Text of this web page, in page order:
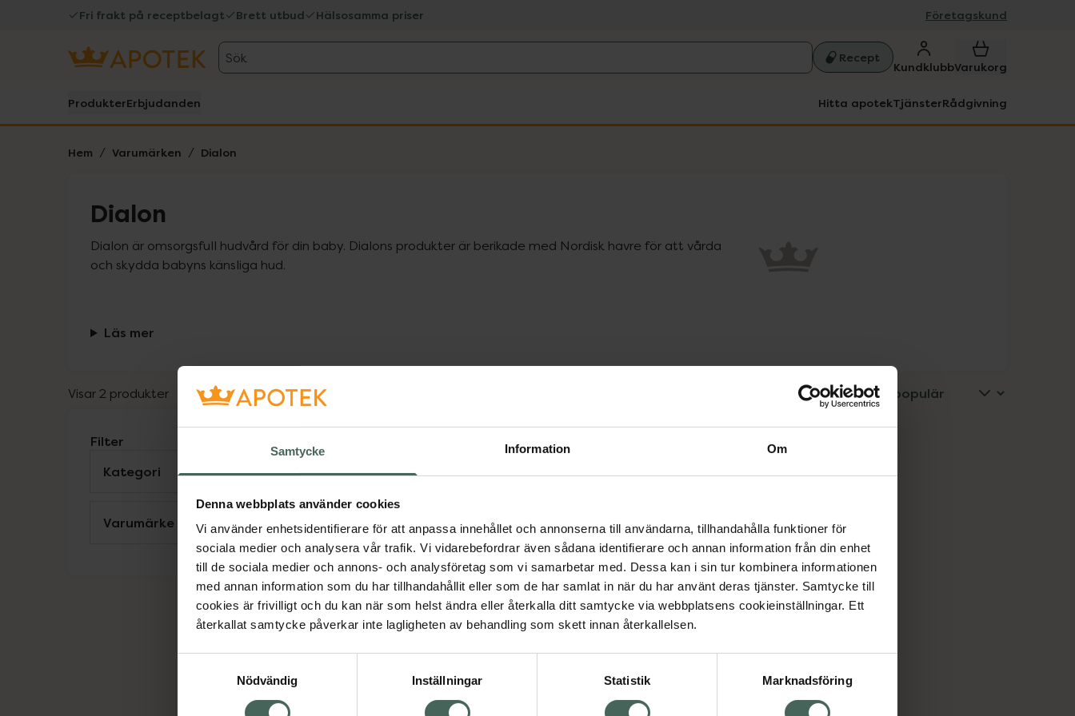
Samtycke Information Om
Denna webbplats använder cookies
Vi använder enhetsidentifierare för att anpassa innehållet och annonserna till användarna, tillhandahålla funktioner för
sociala medier och analysera vår trafik. Vi vidarebefordrar även sådana identifierare och annan information från din enhet
till de sociala medier och annons- och analysföretag som vi samarbetar med. Dessa kan i sin tur kombinera informationen
med annan information som du har tillhandahållit eller som de har samlat in när du har använt deras tjänster. Samtycke till
cookies är frivilligt och du kan när som helst ändra eller återkalla ditt samtycke via webbplatsens cookieinställningar. Ett
återkallat samtycke påverkar inte lagligheten av behandling som skett innan återkallelsen.
Nödvändig
Inställningar Statistik Marknadsföring
Fri frakt på receptbelagt Brett utbud Hälsosamma priser Företagskund
Sök Recept
KundklubbVarukorg
ProdukterErbjudanden Hitta apotekTjänsterRådgivning
Hem Varumärken Dialon
Dialon
Dialon är omsorgsfull hudvård för din baby. Dialons produkter är berikade med Nordisk havre för att vårda
och skydda babyns känsliga hud.
Läs mer
Visar 2 produkter
Filter
Kategori
Visa
Varumärke Visa
4.6 av 5 i omdöme
Dialon Kroppspuder
Kroppspuder, 100 g
Pris online
KöpDialon Kroppspuder, 38.9 kr.
4.8 av 5 i omdöme
Dialon Kroppspuder
Kroppspuder 100 g
Pris online
Mer info